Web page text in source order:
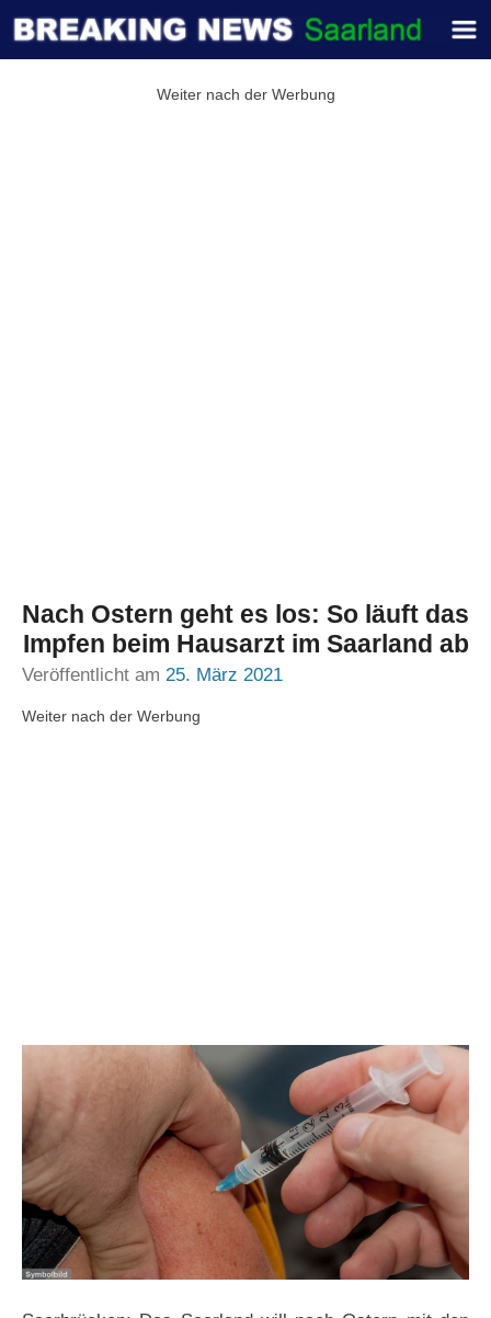
Weiter nach der Werbung
Nach Ostern geht es los: So läuft das
Impfen beim Hausarzt im Saarland ab
Veröffentlicht am 25. März 2021
Weiter nach der Werbung